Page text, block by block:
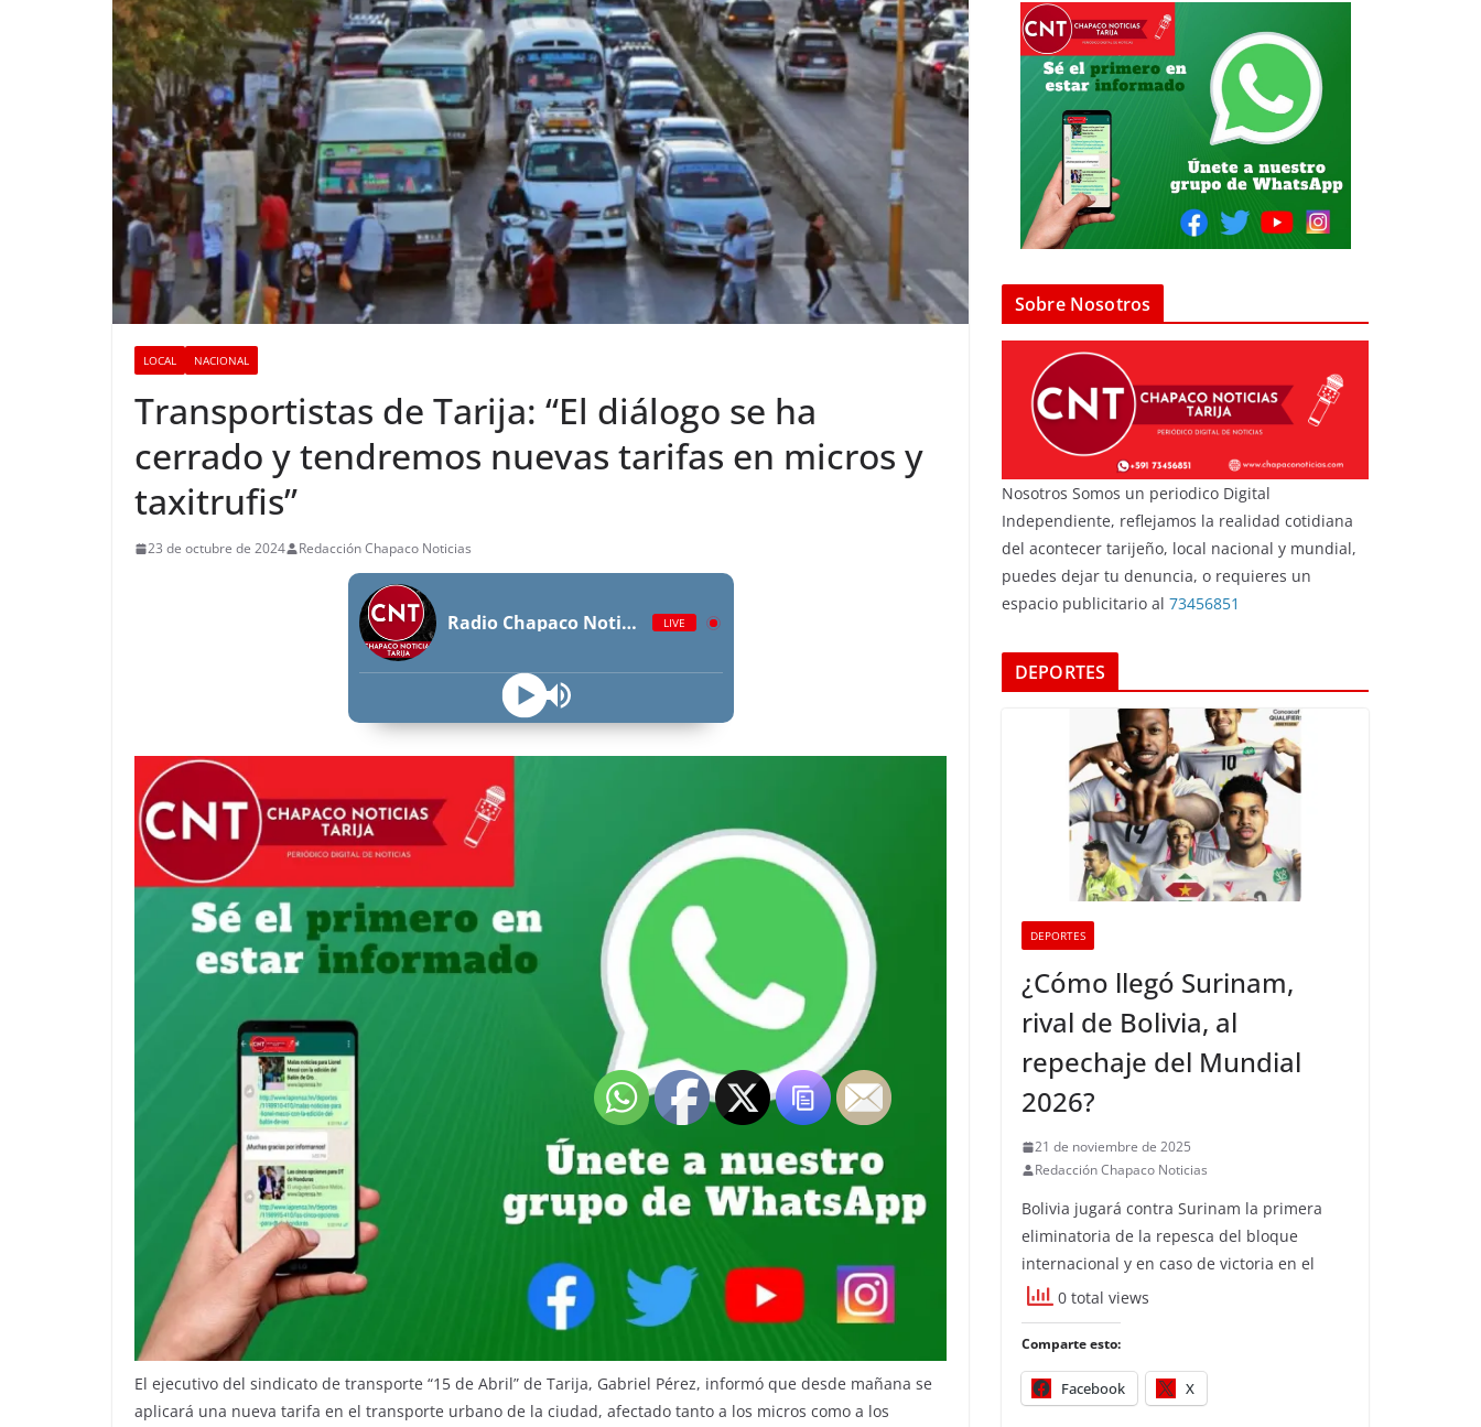
LOCAL NACIONAL
Transportistas de Tarija: “El diálogo se ha
cerrado y tendremos nuevas tarifas en micros y
taxitrufis”
23 de octubre de 2024 Redacción Chapaco Noticias
Radio Chapaco Noticias Las 24 horas en vivo LIVE
El ejecutivo del sindicato de transporte “15 de Abril” de Tarija, Gabriel Pérez, informó que desde mañana se
aplicará una nueva tarifa en el transporte urbano de la ciudad, afectado tanto a los micros como a los
Sobre Nosotros
Nosotros Somos un periodico Digital
Independiente, reflejamos la realidad cotidiana
del acontecer tarijeño, local nacional y mundial,
puedes dejar tu denuncia, o requieres un
espacio publicitario al 73456851
DEPORTES
DEPORTES
¿Cómo llegó Surinam,
rival de Bolivia, al
repechaje del Mundial
2026?
21 de noviembre de 2025
Redacción Chapaco Noticias
Bolivia jugará contra Surinam la primera
eliminatoria de la repesca del bloque
internacional y en caso de victoria en el
0 total views
Comparte esto:
Facebook X